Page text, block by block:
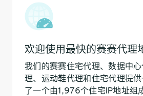
欢迎使用最快的赛赛代理
我们的赛赛住宅代理、数据中
理、运动鞋代理和住宅代理提
了一个由1,976个住宅IP地址组